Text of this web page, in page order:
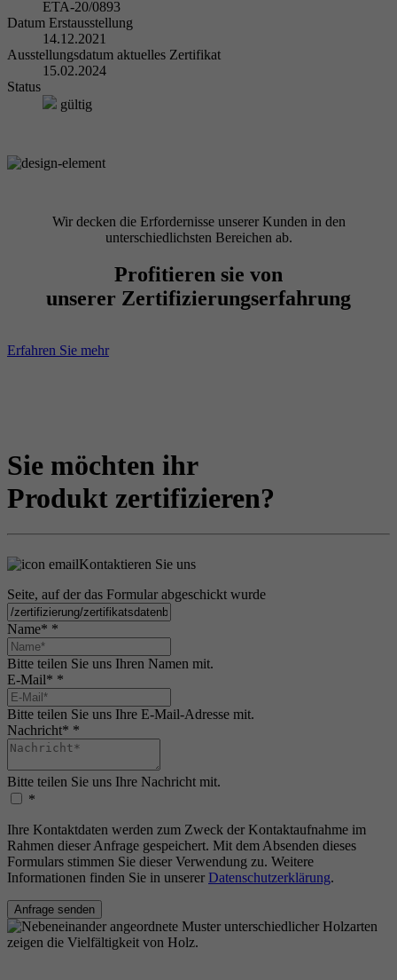
ETA-20/0893
Datum Erstausstellung
14.12.2021
Ausstellungsdatum aktuelles Zertifikat
15.02.2024
Status
gültig
Wir decken die Erfordernisse unserer Kunden in den
unterschiedlichsten Bereichen ab.
Profitieren sie von
unserer Zertifizierungserfahrung
Erfahren Sie mehr
Sie möchten ihr
Produkt zertifizieren?
Kontaktieren Sie uns
Seite, auf der das Formular abgeschickt wurde
Name* *
Bitte teilen Sie uns Ihren Namen mit.
E-Mail* *
Bitte teilen Sie uns Ihre E-Mail-Adresse mit.
Nachricht* *
Bitte teilen Sie uns Ihre Nachricht mit.
*
Ihre Kontaktdaten werden zum Zweck der Kontaktaufnahme im
Rahmen dieser Anfrage gespeichert. Mit dem Absenden dieses
Formulars stimmen Sie dieser Verwendung zu. Weitere
Informationen finden Sie in unserer Datenschutzerklärung.
Anfrage senden